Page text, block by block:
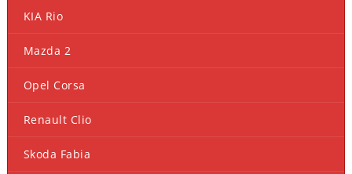
KIA Rio
Mazda 2
Opel Corsa
Renault Clio
Skoda Fabia